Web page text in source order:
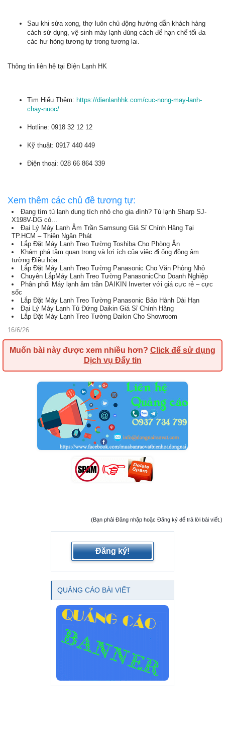
Sau khi sửa xong, thợ luôn chủ động hướng dẫn khách hàng
cách sử dụng, vệ sinh máy lạnh đúng cách để hạn chế tối đa
các hư hỏng tương tự trong tương lai.
Thông tin liên hệ tại Điện Lạnh HK
Tìm Hiểu Thêm: https://dienlanhhk.com/cuc-nong-may-lanh-
chay-nuoc/
Hotline: 0918 32 12 12
Kỹ thuật: 0917 440 449
Điện thoại: 028 66 864 339
Xem thêm các chủ đề tương tự:
Đang tìm tủ lạnh dung tích nhỏ cho gia đình? Tủ lạnh Sharp SJ-
X198V-DG có...
Đại Lý Máy Lạnh Âm Trần Samsung Giá Sỉ Chính Hãng Tại
TP.HCM – Thiên Ngân Phát
Lắp Đặt Máy Lạnh Treo Tường Toshiba Cho Phòng Ăn
Khám phá tầm quan trọng và lợi ích của việc đi ống đồng âm
tường Điều hòa...
Lắp Đặt Máy Lạnh Treo Tường Panasonic Cho Văn Phòng Nhỏ
Chuyên LắpMáy Lạnh Treo Tường PanasonicCho Doanh Nghiệp
Phân phối Máy lạnh âm trần DAIKIN Inverter với giá cực rẻ – cực
sốc
Lắp Đặt Máy Lạnh Treo Tường Panasonic Bảo Hành Dài Hạn
Đại Lý Máy Lạnh Tủ Đứng Daikin Giá Sỉ Chính Hãng
Lắp Đặt Máy Lạnh Treo Tường Daikin Cho Showroom
16/6/26
Muốn bài này được xem nhiều hơn? Click để sử dụng
Dịch vụ Đẩy tin
(Bạn phải Đăng nhập hoặc Đăng ký để trả lời bài viết.)
Đăng ký!
QUẢNG CÁO BÀI VIẾT